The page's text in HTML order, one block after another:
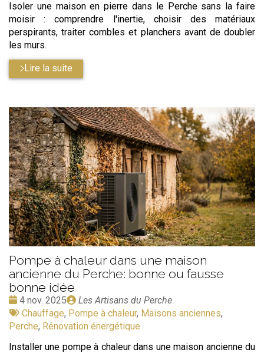
Isoler une maison en pierre dans le Perche sans la faire
moisir : comprendre l'inertie, choisir des matériaux
perspirants, traiter combles et planchers avant de doubler
les murs.
Lire la suite
Pompe à chaleur dans une maison
ancienne du Perche: bonne ou fausse
bonne idée
Date
:
4 nov. 2025
Publié
par
Les Artisans du Perche
Tags
:
Chauffage, Pompe à chaleur, Maisons anciennes,
Perche, Rénovation énergétique
Installer une pompe à chaleur dans une maison ancienne du